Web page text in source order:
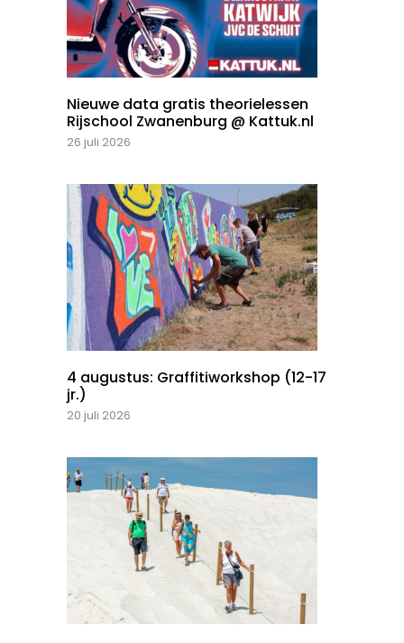
Nieuwe data gratis theorielessen
Rijschool Zwanenburg @ Kattuk.nl
26 juli 2026
4 augustus: Graffitiworkshop (12-17
jr.)
20 juli 2026